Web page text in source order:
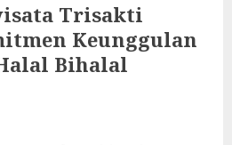
Trisakti
Keunggulan
Bihalal